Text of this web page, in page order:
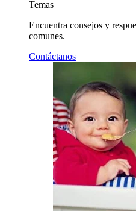
Temas
Encuentra consejos y
comunes.
Contáctanos